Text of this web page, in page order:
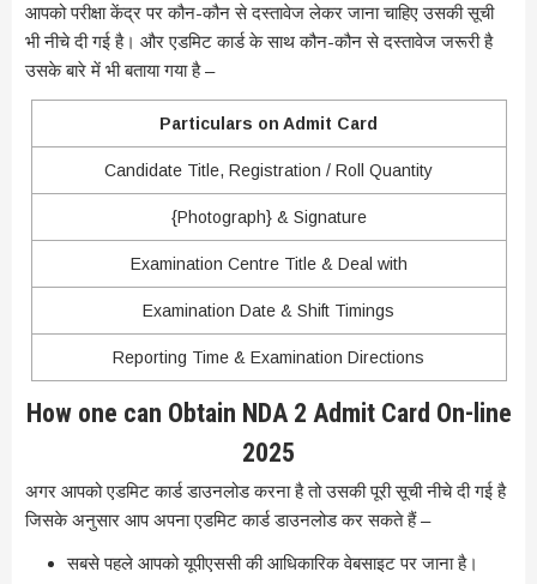
आपको परीक्षा केंद्र पर कौन-कौन से दस्तावेज लेकर जाना चाहिए उसकी सूची
भी नीचे दी गई है। और एडमिट कार्ड के साथ कौन-कौन से दस्तावेज जरूरी है
उसके बारे में भी बताया गया है –
Particulars on Admit Card
Candidate Title, Registration / Roll Quantity
{Photograph} & Signature
Examination Centre Title & Deal with
Examination Date & Shift Timings
Reporting Time & Examination Directions
How one can Obtain NDA 2 Admit Card On-line
2025
अगर आपको एडमिट कार्ड डाउनलोड करना है तो उसकी पूरी सूची नीचे दी गई है
जिसके अनुसार आप अपना एडमिट कार्ड डाउनलोड कर सकते हैं –
सबसे पहले आपको यूपीएससी की आधिकारिक वेबसाइट पर जाना है।